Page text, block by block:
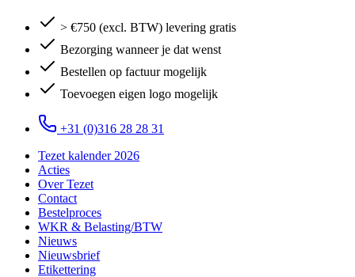
> €750 (excl. BTW) levering gratis
Bezorging wanneer je dat wenst
Bestellen op factuur mogelijk
Toevoegen eigen logo mogelijk
+31 (0)316 28 28 31
Tezet kalender 2026
Acties
Over Tezet
Contact
Bestelproces
WKR & Belasting/BTW
Nieuws
Nieuwsbrief
Etikettering